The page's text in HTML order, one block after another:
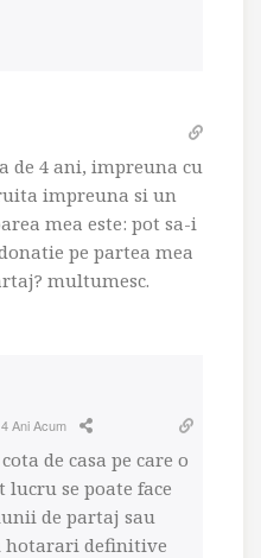
de 4 ani, impreuna cu
impreuna si un
mea este: pot sa-i
pe partea mea
multumesc.
Ani Acum
de casa pe care o
se poate face
de partaj sau
hotarari definitive